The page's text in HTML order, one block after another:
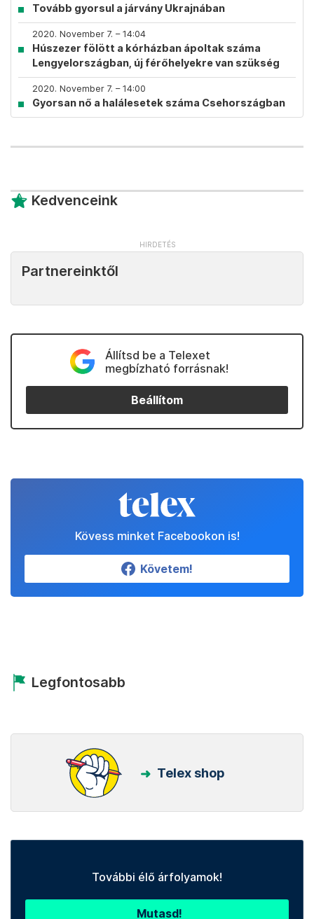
Tovább gyorsul a járvány Ukrajnában
2020. November 7. – 14:04
Húszezer fölött a kórházban ápoltak száma
Lengyelországban, új férőhelyekre van szükség
2020. November 7. – 14:00
Gyorsan nő a halálesetek száma Csehországban
Kedvenceink
Partnereinktől
Állítsd be a Telexet
megbízható forrásnak!
Beállítom
Kövess minket Facebookon is!
Követem!
Legfontosabb
Telex shop
További élő árfolyamok!
Mutasd!